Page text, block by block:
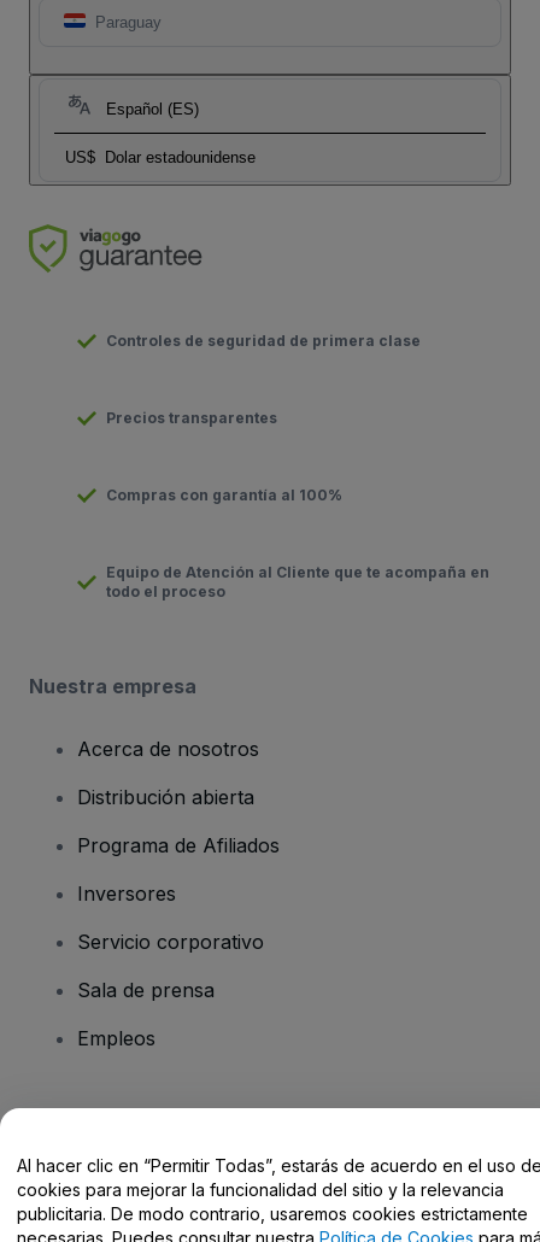
Paraguay
Español (ES)
US$ Dolar estadounidense
Controles de seguridad de primera clase
Precios transparentes
Compras con garantía al 100%
Equipo de Atención al Cliente que te acompaña en
todo el proceso
Nuestra empresa
Acerca de nosotros
Distribución abierta
Programa de Afiliados
Inversores
Servicio corporativo
Sala de prensa
Empleos
Centro de Ayuda / Contacto
Al hacer clic en “Permitir Todas”, estarás de acuerdo en el uso
cookies para mejorar la funcionalidad del sitio y la relevancia
publicitaria. De modo contrario, usaremos cookies estrictamente
necesarias. Puedes consultar nuestra Política de Cookies para